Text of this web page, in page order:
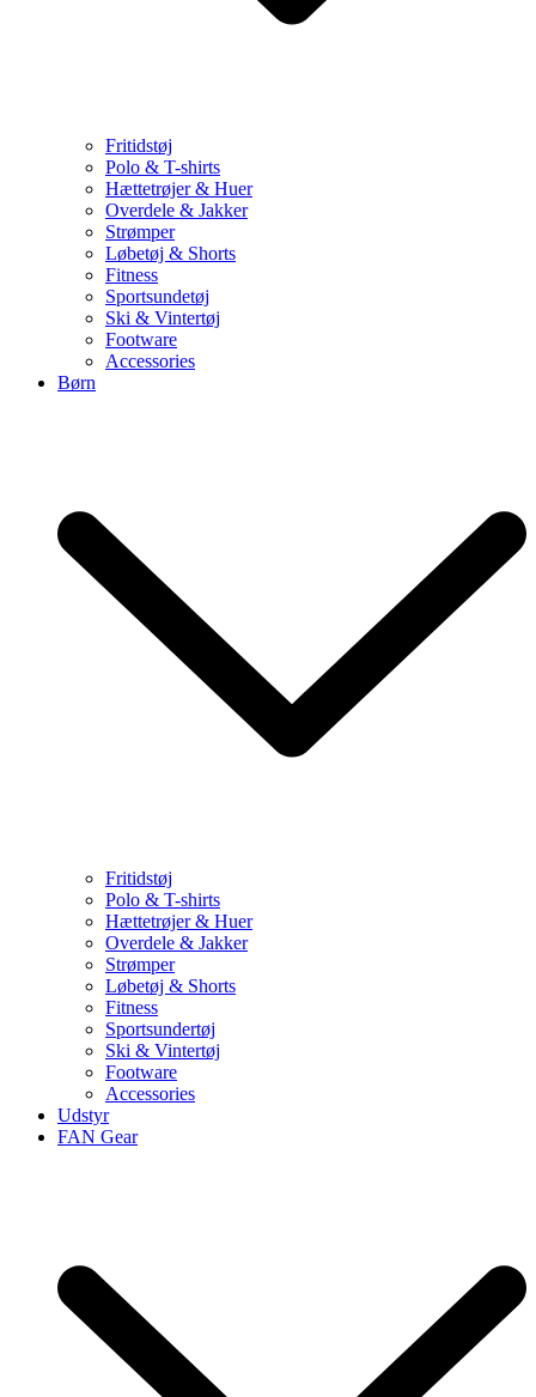
Fritidstøj
Polo & T-shirts
Hættetrøjer & Huer
Overdele & Jakker
Strømper
Løbetøj & Shorts
Fitness
Sportsundetøj
Ski & Vintertøj
Footware
Accessories
Børn
Fritidstøj
Polo & T-shirts
Hættetrøjer & Huer
Overdele & Jakker
Strømper
Løbetøj & Shorts
Fitness
Sportsundertøj
Ski & Vintertøj
Footware
Accessories
Udstyr
FAN Gear